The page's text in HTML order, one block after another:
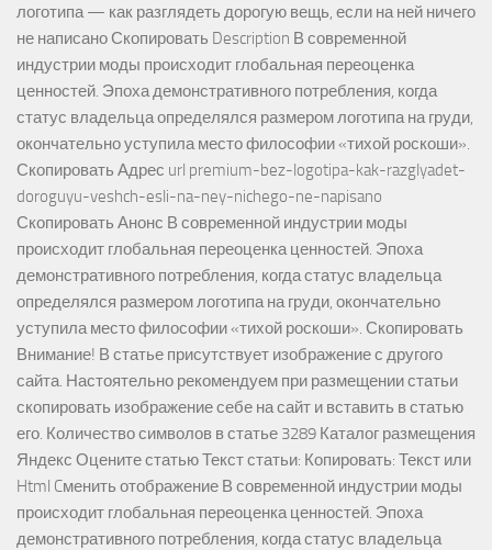
логотипа — как разглядеть дорогую вещь, если на ней ничего
не написано Скопировать Description В современной
индустрии моды происходит глобальная переоценка
ценностей. Эпоха демонстративного потребления, когда
статус владельца определялся размером логотипа на груди,
окончательно уступила место философии «тихой роскоши».
Скопировать Адрес url premium-bez-logotipa-kak-razglyadet-
doroguyu-veshch-esli-na-ney-nichego-ne-napisano
Скопировать Анонс В современной индустрии моды
происходит глобальная переоценка ценностей. Эпоха
демонстративного потребления, когда статус владельца
определялся размером логотипа на груди, окончательно
уступила место философии «тихой роскоши». Скопировать
Внимание! В статье присутствует изображение с другого
сайта. Настоятельно рекомендуем при размещении статьи
скопировать изображение себе на сайт и вставить в статью
его. Количество символов в статье 3289 Каталог размещения
Яндекс Оцените статью Текст статьи: Копировать: Текст или
Html Cменить отображение В современной индустрии моды
происходит глобальная переоценка ценностей. Эпоха
демонстративного потребления, когда статус владельца